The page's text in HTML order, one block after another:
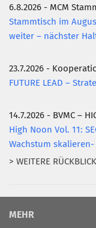
6.8.2026 - MCM
Stammtisch im
weiter – nächster
23.7.2026 -
FUTURE LEAD –
14.7.2026 - BVMC –
High Noon Vol. 11:
Wachstum
> WEITERE
MEHR